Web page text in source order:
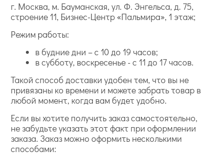
г. Москва, м. Бауманская, ул. Ф. Энгельса, д. 75,
строение 11, Бизнес-Центр «Пальмира», 1 этаж;
Режим работы:
в будние дни – с 10 до 19 часов;
в субботу, воскресенье - с 11 до 17 часов.
Такой способ доставки удобен тем, что вы не
привязаны ко времени и можете забрать товар в
любой момент, когда вам будет удобно.
Если вы хотите получить заказ самостоятельно,
не забудьте указать этот факт при оформлении
заказа. Заказ можно оформить несколькими
способами: